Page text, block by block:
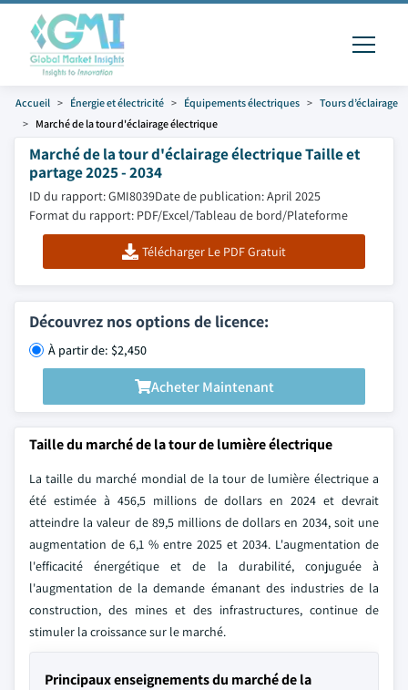
Accueil Énergie et électricité Équipements électriques
Tours d’éclairage
Marché de la tour d'éclairage électrique
Marché de la tour d'éclairage électrique Taille et
partage 2025 - 2034
ID du rapport: GMI8039Date de publication: April 2025
Format du rapport: PDF/Excel/Tableau de bord/Plateforme
Télécharger Le PDF Gratuit
Découvrez nos options de licence:
À partir de: $2,450
Acheter Maintenant
Taille du marché de la tour de lumière électrique
La taille du marché mondial de la tour de lumière électrique a
été estimée à 456,5 millions de dollars en 2024 et devrait
atteindre la valeur de 89,5 millions de dollars en 2034, soit une
augmentation de 6,1 % entre 2025 et 2034. L'augmentation de
l'efficacité énergétique et de la durabilité, conjuguée à
l'augmentation de la demande émanant des industries de la
construction, des mines et des infrastructures, continue de
stimuler la croissance sur le marché.
Principaux enseignements du marché de la